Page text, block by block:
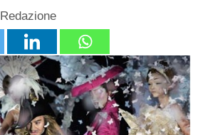
Redazione